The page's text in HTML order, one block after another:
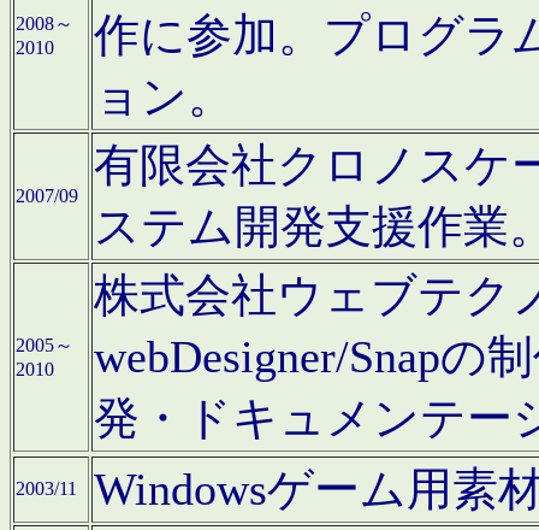
2008～
2010
作に参加。プログラ
ョン。
2007/09
有限会社クロノスケ
ステム開発支援作業
2005～
2010
株式会社ウェブテク
webDesigner/Snapの
発・ドキュメンテー
2003/11 Windowsゲーム用素